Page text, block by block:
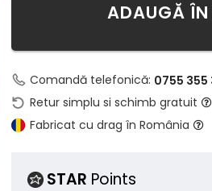
ADAUGĂ
Comandă telefonică: 0755 355
Retur simplu si schimb gratuit
Fabricat cu drag în România
STAR Points